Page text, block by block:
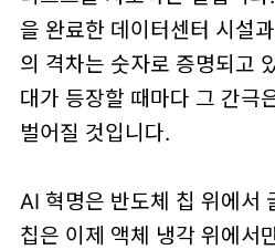
을 완료한 데이터센터 시설
의 격차는 숫자로 증명되고
대가 등장할 때마다 그 간극
벌어질 것입니다.
AI 혁명은 반도체 칩 위에서
칩은 이제 액체 냉각 위에서